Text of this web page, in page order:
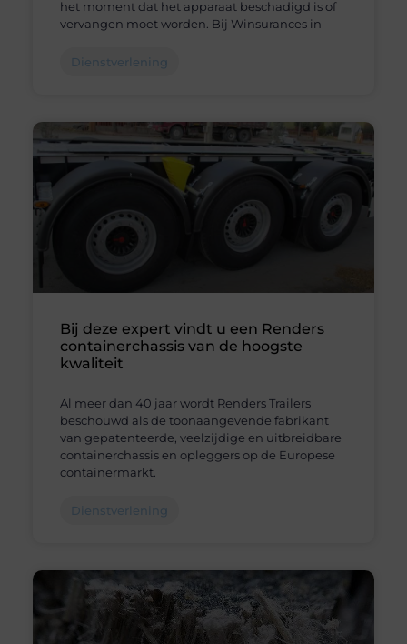
het moment dat het apparaat beschadigd is of
vervangen moet worden. Bij Winsurances in
Dienstverlening
Bij deze expert vindt u een Renders
containerchassis van de hoogste
kwaliteit
Al meer dan 40 jaar wordt Renders Trailers
beschouwd als de toonaangevende fabrikant
van gepatenteerde, veelzijdige en uitbreidbare
containerchassis en opleggers op de Europese
containermarkt.
Dienstverlening